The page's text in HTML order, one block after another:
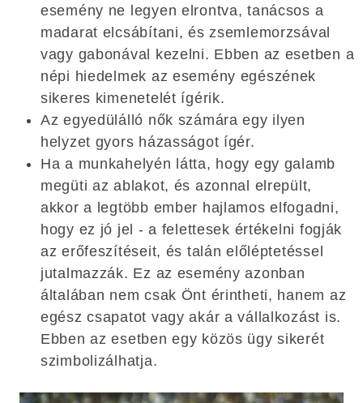
esemény ne legyen elrontva, tanácsos a
madarat elcsábítani, és zsemlemorzsával
vagy gabonával kezelni. Ebben az esetben a
népi hiedelmek az esemény egészének
sikeres kimenetelét ígérik.
Az egyedülálló nők számára egy ilyen
helyzet gyors házasságot ígér.
Ha a munkahelyén látta, hogy egy galamb
megüti az ablakot, és azonnal elrepült,
akkor a legtöbb ember hajlamos elfogadni,
hogy ez jó jel - a felettesek értékelni fogják
az erőfeszítéseit, és talán előléptetéssel
jutalmazzák. Ez az esemény azonban
általában nem csak Önt érintheti, hanem az
egész csapatot vagy akár a vállalkozást is.
Ebben az esetben egy közös ügy sikerét
szimbolizálhatja.